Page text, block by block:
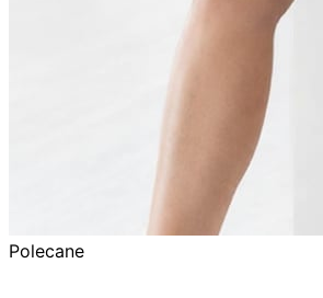
Polecane